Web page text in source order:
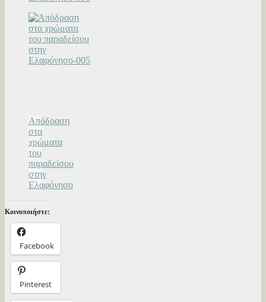
Απόδραση
στα
χρώματα
του
παραδείσου
στην
Ελαφόνησο
Κοινοποιήστε:
Facebook
Pinterest